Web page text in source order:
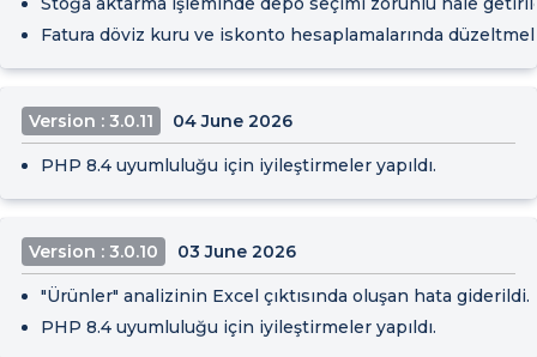
Fatura döviz kuru ve iskonto hesaplamalarında
Version : 3.0.11 04 June 2026
PHP 8.4 uyumluluğu için iyileştirmeler yapıldı.
Version : 3.0.10 03 June 2026
"Ürünler" analizinin Excel çıktısında oluşan hata giderildi.
PHP 8.4 uyumluluğu için iyileştirmeler yapıldı.